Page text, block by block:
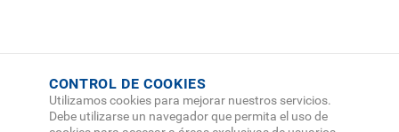
CONTROL DE COOKIES
Utilizamos cookies para mejorar nuestros servicios.
Debe utilizarse un navegador que permita el uso de